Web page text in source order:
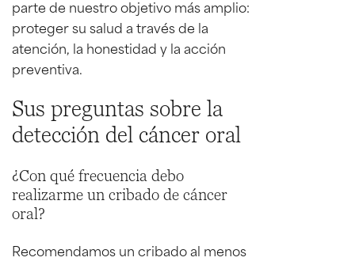
parte de nuestro objetivo más amplio:
proteger su salud a través de la
atención, la honestidad y la acción
preventiva.
Sus preguntas sobre la
detección del cáncer oral
¿Con qué frecuencia debo
realizarme un cribado de cáncer
oral?
Recomendamos un cribado al menos